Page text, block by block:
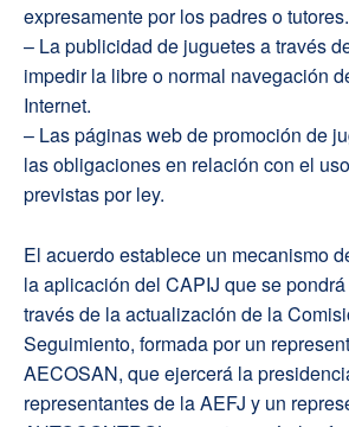
expresamente por los padres o tutores.
– La publicidad de juguetes a través
impedir la libre o normal navegación
Internet.
– Las páginas web de promoción de
las obligaciones en relación con el
previstas por ley.
El acuerdo establece un mecanismo
la aplicación del CAPIJ que se
través de la actualización de la
Seguimiento, formada por un
AECOSAN, que ejercerá la
representantes de la AEFJ y un